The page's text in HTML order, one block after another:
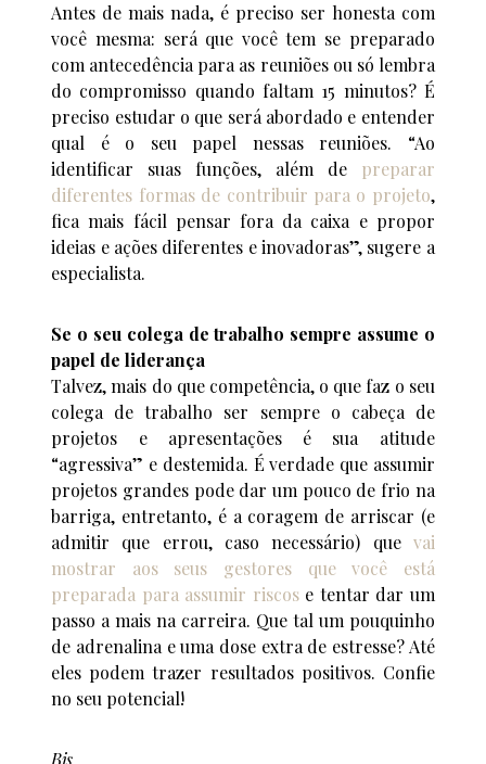
Antes de mais nada, é preciso ser honesta com
você mesma: será que você tem se preparado
com antecedência para as reuniões ou só lembra
do compromisso quando faltam 15 minutos? É
preciso estudar o que será abordado e entender
qual é o seu papel nessas reuniões. “Ao
identificar suas funções, além de preparar
diferentes formas de contribuir para o projeto,
fica mais fácil pensar fora da caixa e propor
ideias e ações diferentes e inovadoras”, sugere a
especialista.
Se o seu colega de trabalho sempre assume o
papel de liderança
Talvez, mais do que competência, o que faz o seu
colega de trabalho ser sempre o cabeça de
projetos e apresentações é sua atitude
“agressiva” e destemida. É verdade que assumir
projetos grandes pode dar um pouco de frio na
barriga, entretanto, é a coragem de arriscar (e
admitir que errou, caso necessário) que vai
mostrar aos seus gestores que você está
preparada para assumir riscose tentar dar um
passo a mais na carreira. Que tal um pouquinho
de adrenalina e uma dose extra de estresse? Até
eles podem trazer resultados positivos. Confie
no seu potencial!